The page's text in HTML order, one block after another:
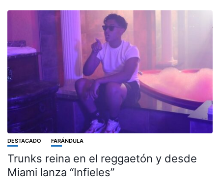
DESTACADO FARÁNDULA
Trunks reina en el reggaetón y desde
Miami lanza “Infieles”